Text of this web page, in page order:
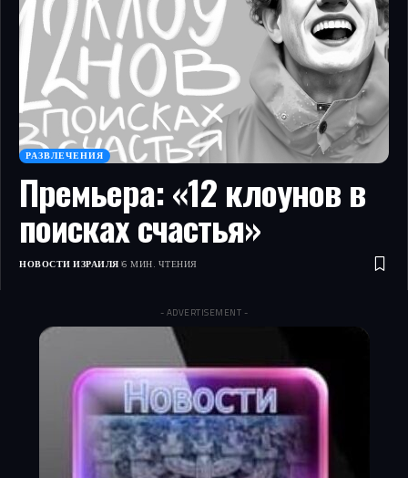
РАЗВЛЕЧЕНИЯ
Премьера: «12 клоунов в
поисках счастья»
НОВОСТИ ИЗРАИЛЯ 6 МИН. ЧТЕНИЯ
- ADVERTISEMENT -